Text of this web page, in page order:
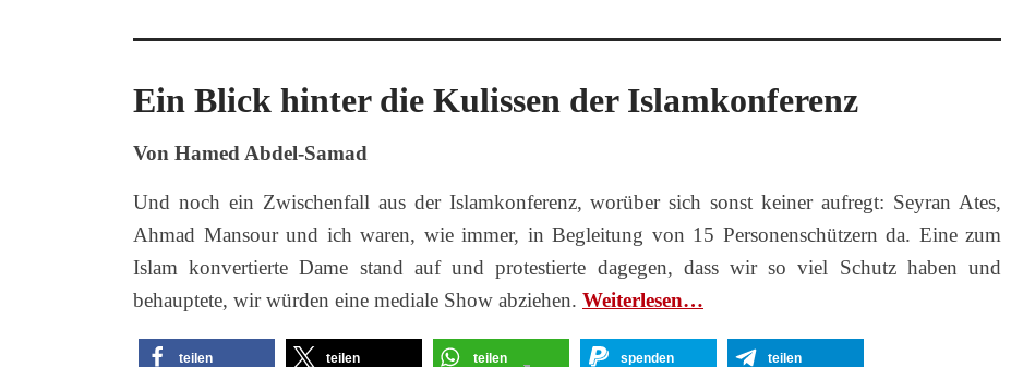
Ein Blick hinter die Kulissen der Islamkonferenz
Von Hamed Abdel-Samad
Und noch ein Zwischenfall aus der Islamkonferenz, worüber sich sonst keiner aufregt: Seyran Ates,
Ahmad Mansour und ich waren, wie immer, in Begleitung von 15 Personenschützern da. Eine zum
Islam konvertierte Dame stand auf und protestierte dagegen, dass wir so viel Schutz haben und
behauptete, wir würden eine mediale Show abziehen. Wei­ter­le­sen…
teilen teilen teilen spenden teilen